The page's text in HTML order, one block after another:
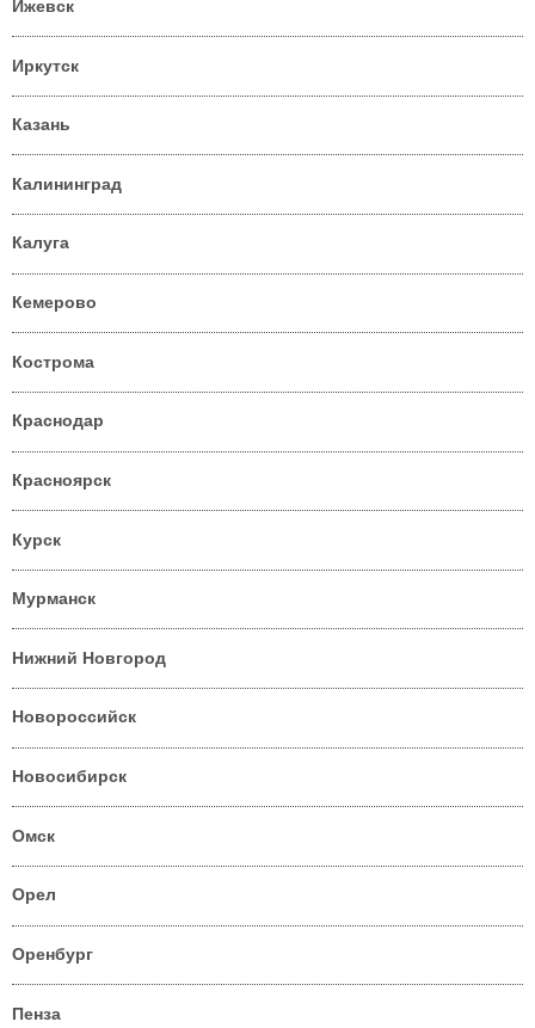
Ижевск
Иркутск
Казань
Калининград
Калуга
Кемерово
Кострома
Краснодар
Красноярск
Курск
Мурманск
Нижний Новгород
Новороссийск
Новосибирск
Омск
Орел
Оренбург
Пенза